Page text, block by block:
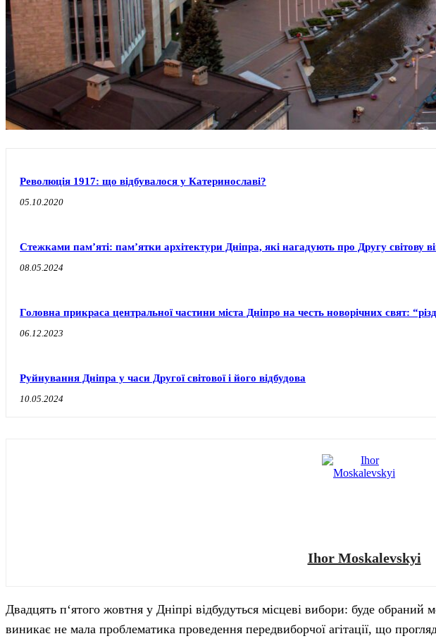
Революція 1917: що відбувалося у Катеринославі?
05.10.2020
Стежками пам’яті: пам’ятки архітектури Дніпра, які нагадують про Другу світову
08.05.2024
Головна прикраса центральної частини міста Дніпро на честь новорічних свят:
06.12.2023
Руйнування Дніпра у часи Другої світової і його відбудова
10.05.2024
Ihor Moskalevskyi
Двадцять п‘ятого жовтня у Дніпрі відбудуться місцеві вибори: буде обраний
виникає не мала проблематика проведення передвиборчої агітації, що